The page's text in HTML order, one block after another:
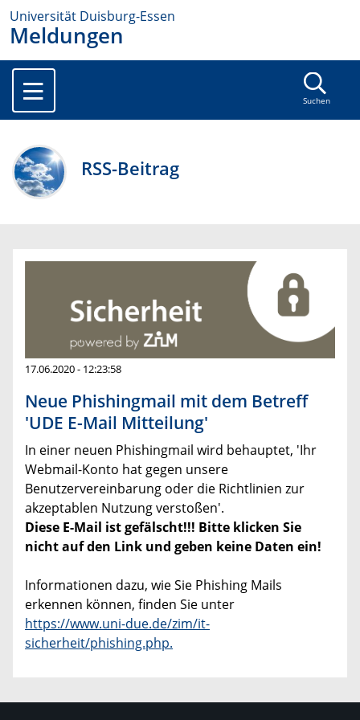
Universität Duisburg-Essen
Meldungen
Suchen
RSS-Beitrag
17.06.2020 - 12:23:58
Neue Phishingmail mit dem Betreff
'UDE E-Mail Mitteilung'
In einer neuen Phishingmail wird behauptet, 'Ihr
Webmail-Konto hat gegen unsere
Benutzervereinbarung oder die Richtlinien zur
akzeptablen Nutzung verstoßen'.
Diese E-Mail ist gefälscht!!! Bitte klicken Sie
nicht auf den Link und geben keine Daten ein!
Informationen dazu, wie Sie Phishing Mails
erkennen können, finden Sie unter
https://www.uni-due.de/zim/it-
sicherheit/phishing.php.